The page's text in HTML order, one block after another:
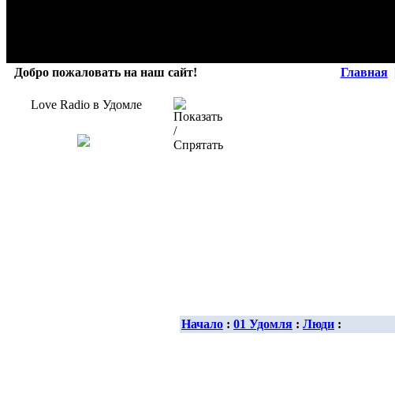
Добро пожаловать на наш сайт! Главная
Love Radio в Удомле
Начало : 01 Удомля : Люди :